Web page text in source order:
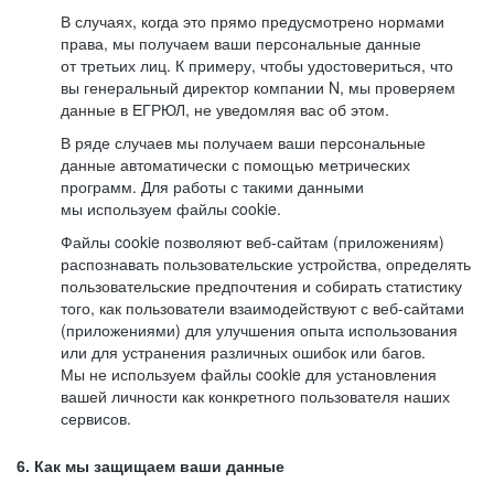
В случаях, когда это прямо предусмотрено нормами
права, мы получаем ваши персональные данные
от третьих лиц. К примеру, чтобы удостовериться, что
вы генеральный директор компании N, мы проверяем
данные в ЕГРЮЛ, не уведомляя вас об этом.
В ряде случаев мы получаем ваши персональные
данные автоматически с помощью метрических
программ. Для работы с такими данными
мы используем файлы cookie.
Файлы cookie позволяют веб-сайтам (приложениям)
распознавать пользовательские устройства, определять
пользовательские предпочтения и собирать статистику
того, как пользователи взаимодействуют с веб-сайтами
(приложениями) для улучшения опыта использования
или для устранения различных ошибок или багов.
Мы не используем файлы cookie для установления
вашей личности как конкретного пользователя наших
сервисов.
6. Как мы защищаем ваши данные